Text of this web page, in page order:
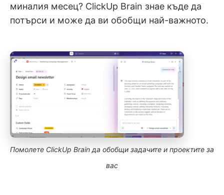
миналия месец? ClickUp Brain знае къде да
потърси и може да ви обобщи най-важното.
Помолете ClickUp Brain да обобщи задачите и проектите за
вас